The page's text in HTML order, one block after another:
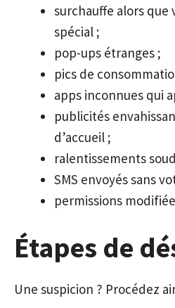
surchauffe alors que
spécial ;
pop-ups étranges ;
pics de
apps inconnues qui
publicités
d’accueil ;
ralentissements
SMS envoyés sans
permissions
Étapes de
Une suspicion ? Procédez